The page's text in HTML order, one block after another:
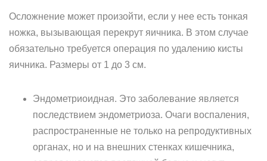
Осложнение может произойти, если у нее есть тонкая
ножка, вызывающая перекрут яичника. В этом случае
обязательно требуется операция по удалению кисты
яичника. Размеры от 1 до 3 см.
Эндометриоидная. Это заболевание является
последствием эндометриоза. Очаги воспаления,
распространенные не только на репродуктивных
органах, но и на внешних стенках кишечника,